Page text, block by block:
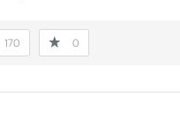
170 0